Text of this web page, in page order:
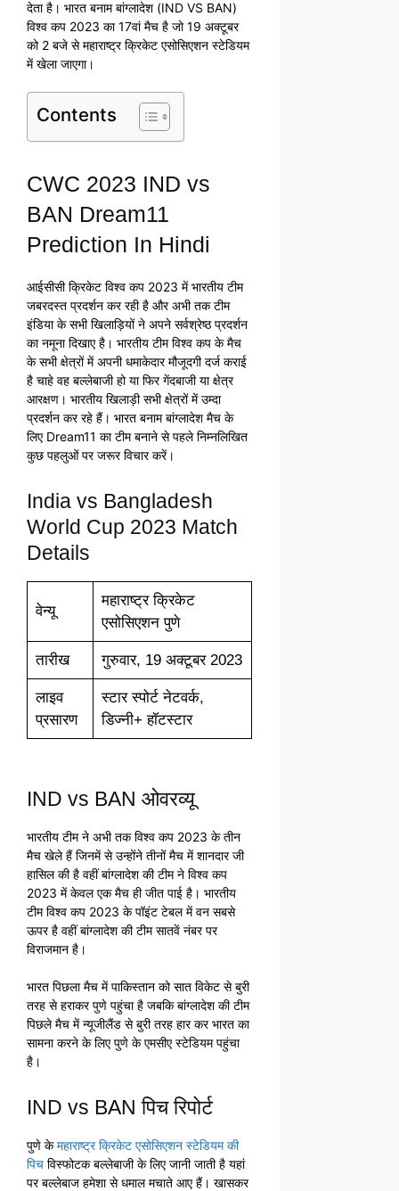
देता है। भारत बनाम बांग्लादेश (IND VS BAN)
विश्व कप 2023 का 17वां मैच है जो 19 अक्टूबर
को 2 बजे से महाराष्ट्र क्रिकेट एसोसिएशन स्टेडियम
में खेला जाएगा।
Contents
CWC 2023 IND vs
BAN Dream11
Prediction In Hindi
आईसीसी क्रिकेट विश्व कप 2023 में भारतीय टीम
जबरदस्त प्रदर्शन कर रही है और अभी तक टीम
इंडिया के सभी खिलाड़ियों ने अपने सर्वश्रेष्ठ प्रदर्शन
का नमूना दिखाए है। भारतीय टीम विश्व कप के मैच
के सभी क्षेत्रों में अपनी धमाकेदार मौजूदगी दर्ज कराई
है चाहे वह बल्लेबाजी हो या फिर गेंदबाजी या क्षेत्र
आरक्षण। भारतीय खिलाड़ी सभी क्षेत्रों में उम्दा
प्रदर्शन कर रहे हैं। भारत बनाम बांग्लादेश मैच के
लिए Dream11 का टीम बनाने से पहले निम्नलिखित
कुछ पहलुओं पर जरूर विचार करें।
India vs Bangladesh
World Cup 2023 Match
Details
वेन्यू
महाराष्ट्र क्रिकेट
एसोसिएशन पुणे
तारीख गुरुवार, 19 अक्टूबर 2023
लाइव
प्रसारण
स्टार स्पोर्ट नेटवर्क,
डिज्नी+ हॉटस्टार
IND vs BAN ओवरव्यू
भारतीय टीम ने अभी तक विश्व कप 2023 के तीन
मैच खेले हैं जिनमें से उन्होंने तीनों मैच में शानदार जी
हासिल की है वहीं बांग्लादेश की टीम ने विश्व कप
2023 में केवल एक मैच ही जीत पाई है। भारतीय
टीम विश्व कप 2023 के पॉइंट टेबल में वन सबसे
ऊपर है वहीं बांग्लादेश की टीम सातवें नंबर पर
विराजमान है।
भारत पिछला मैच में पाकिस्तान को सात विकेट से बुरी
तरह से हराकर पुणे पहुंचा है जबकि बांग्लादेश की टीम
पिछले मैच में न्यूजीलैंड से बुरी तरह हार कर भारत का
सामना करने के लिए पुणे के एमसीए स्टेडियम पहुंचा
है।
IND vs BAN पिच रिपोर्ट
पुणे केमहाराष्ट्र क्रिकेट एसोसिएशन स्टेडियम की
पिच विस्फोटक बल्लेबाजी के लिए जानी जाती है यहां
पर बल्लेबाज हमेशा से धमाल मचाते आए हैं। खासकर